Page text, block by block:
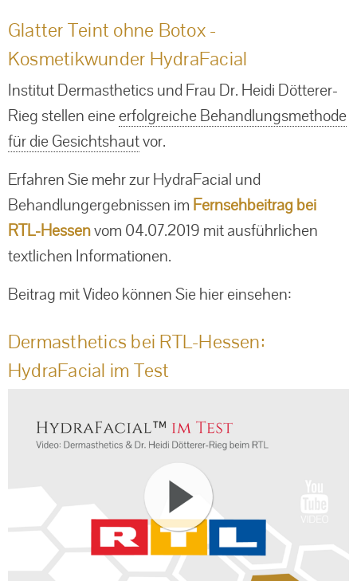
Glatter Teint ohne Botox -
Kosmetikwunder HydraFacial
Institut Dermasthetics und Frau Dr. Heidi Dötterer-
Rieg stellen eineerfolgreiche Behandlungsmethode
für die Gesichtshautvor.
Erfahren Sie mehr zur HydraFacial und
Behandlungergebnissen im Fernsehbeitrag bei
RTL-Hessenvom 04.07.2019 mit ausführlichen
textlichen Informationen.
Beitrag mit Video können Sie hier einsehen:
Dermasthetics bei RTL-Hessen:
HydraFacial im Test
Retinol Peeling
TCA-Peeling / 3-Step Peeling von Obagi
Unterspritzung
Venus Viva™
Age Element